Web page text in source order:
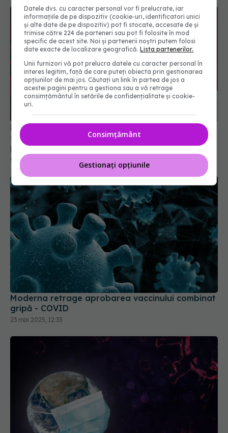
Noua tulpină COVID determină creșteri ale
spitalizărilor. Se recomandă vaccinarea și
purtarea măștii
06 iun 2025, 16:44
Moderna retrage aprobarea vaccinului combinat
gripă - COVID
23 mai 2025, 12:33
Datele dvs. cu caracter personal vor fi prelucrate, iar
informațiile de pe dispozitiv (cookie-uri, identificatori unici
și alte date de pe dispozitiv) pot fi stocate, accesate de și
trimise către 224 de parteneri sau pot fi folosite în mod
specific de acest site. Noi și partenerii noștri putem folosi
date exacte de localizare geografică.Lista partenerilor.
Unii furnizori vă pot prelucra datele cu caracter personal în
interes legitim, față de care puteți obiecta prin gestionarea
opțiunilor de mai jos. Căutați un link în partea de jos a
acestei pagini pentru a gestiona sau a vă retrage
consimțământul în setările de confidențialitate și cookie-
uri.
Consimțământ
Gestionați opțiunile